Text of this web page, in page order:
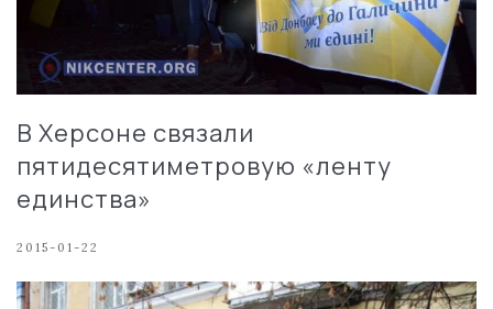
В Херсоне связали
пятидесятиметровую «ленту
единства»
2015-01-22